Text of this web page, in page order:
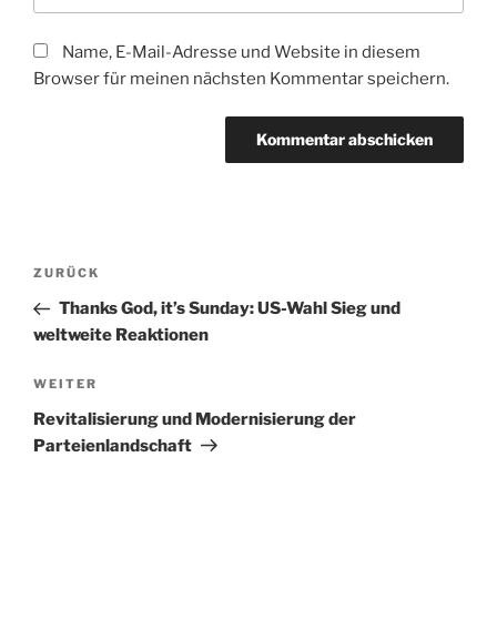
Name, E-Mail-Adresse und Website in diesem
Browser für meinen nächsten Kommentar speichern.
Beitragsnavigation
Vorheriger
Beitrag
ZURÜCK
Thanks God, it’s Sunday: US-Wahl Sieg und
weltweite Reaktionen
Nächster
Beitrag
WEITER
Revitalisierung und Modernisierung der
Parteienlandschaft